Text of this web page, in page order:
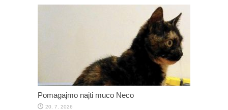
Pomagajmo najti muco Neco
20. 7. 2026